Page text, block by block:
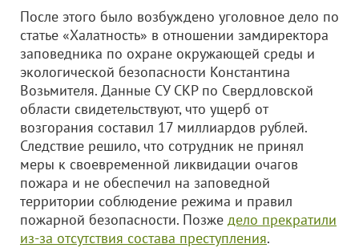
После этого было возбуждено уголовное дело по
статье «Халатность» в отношении замдиректора
заповедника по охране окружающей среды и
экологической безопасности Константина
Возьмителя. Данные СУ СКР по Свердловской
области свидетельствуют, что ущерб от
возгорания составил 17 миллиардов рублей.
Следствие решило, что сотрудник не принял
меры к своевременной ликвидации очагов
пожара и не обеспечил на заповедной
территории соблюдение режима и правил
пожарной безопасности. Позже дело прекратили
из-за отсутствия состава преступления.